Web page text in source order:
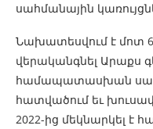
սահմանային
Նախատեսվում է մոտ
վերականգնել Արաքս
համապատասխան
հատվածում եւ
2022-ից մեկնարկել